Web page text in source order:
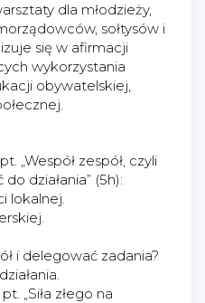
dla młodzieży,
sołtysów i
się w afirmacji
wykorzystania
obywatelskiej,
„Wespół zespół, czyli
działania” (5h):
lokalnej.
i delegować zadania?
„Siła złego na